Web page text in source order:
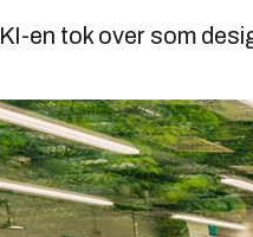
KI-en tok over som